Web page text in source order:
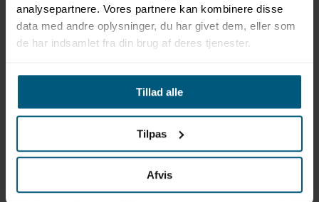
analysepartnere. Vores partnere kan kombinere disse
data med andre oplysninger, du har givet dem, eller som
de har indsamlet fra din brug af deres tjenester.
Tillad alle
Tilpas
Afvis
Information Specifikationer Dokumenter
Mærke: Malmsten
Varenummer: 1011023
Cover til banetovsfjeder og wireconnector
Ydre diameter: 150 mm